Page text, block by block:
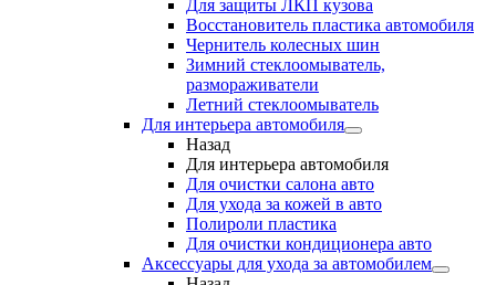
Для защиты ЛКП кузова
Восстановитель пластика автомобиля
Чернитель колесных шин
Зимний стеклоомыватель,
размораживатели
Летний стеклоомыватель
Для интерьера автомобиля
Назад
Для интерьера автомобиля
Для очистки салона авто
Для ухода за кожей в авто
Полироли пластика
Для очистки кондиционера авто
Аксессуары для ухода за автомобилем